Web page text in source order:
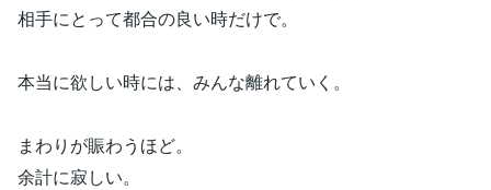
相手にとって都合の良い時だけで。
本当に欲しい時には、みんな離れていく。
まわりが賑わうほど。
余計に寂しい。